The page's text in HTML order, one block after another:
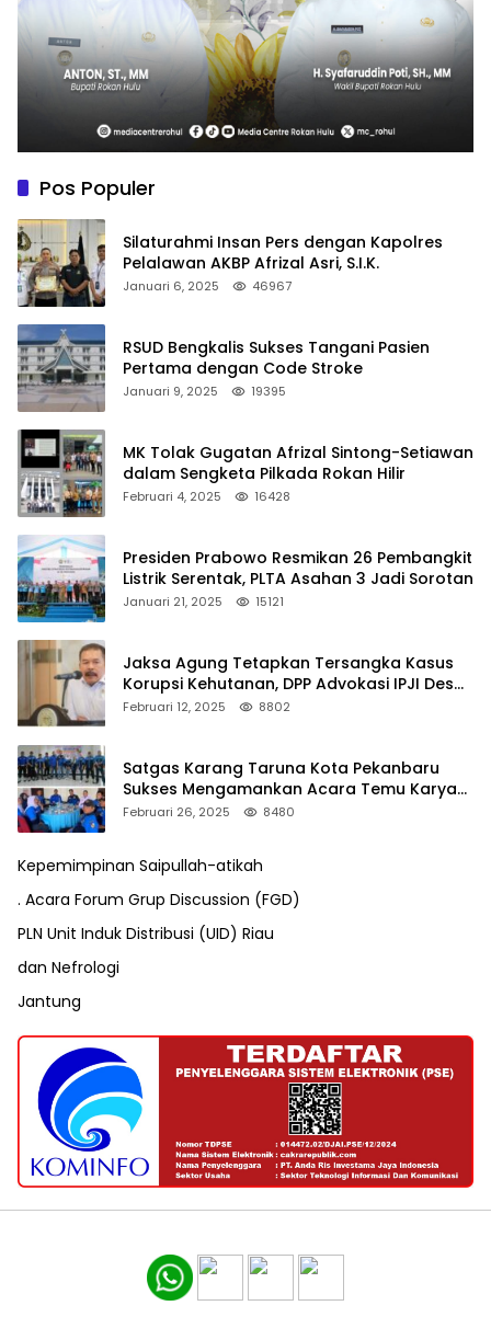
Pos Populer
Silaturahmi Insan Pers dengan Kapolres
Pelalawan AKBP Afrizal Asri, S.I.K.
Januari 6, 2025 46967
RSUD Bengkalis Sukses Tangani Pasien
Pertama dengan Code Stroke
Januari 9, 2025 19395
MK Tolak Gugatan Afrizal Sintong-Setiawan
dalam Sengketa Pilkada Rokan Hilir
Februari 4, 2025 16428
Presiden Prabowo Resmikan 26 Pembangkit
Listrik Serentak, PLTA Asahan 3 Jadi Sorotan
Januari 21, 2025 15121
Jaksa Agung Tetapkan Tersangka Kasus
Korupsi Kehutanan, DPP Advokasi IPJI Desak
Pengusutan Pajak RAPP
Februari 12, 2025 8802
Satgas Karang Taruna Kota Pekanbaru
Sukses Mengamankan Acara Temu Karya
VII Karang Taruna Pekanbaru
Februari 26, 2025 8480
Kepemimpinan Saipullah-atikah
. Acara Forum Grup Discussion (FGD)
PLN Unit Induk Distribusi (UID) Riau
dan Nefrologi
Jantung